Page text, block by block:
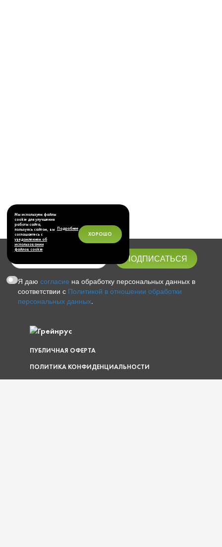
Я даюсогласие на обработку персональных данных в
соответствии с Политикой в отношении обработки
персональных данных.
ПУБЛИЧНАЯ ОФЕРТА
ПОЛИТИКА КОНФИДЕНЦИАЛЬНОСТИ
Мы используем файлы
cookie для улучшения
работы сайта,
пользуясь сайтом, вы
соглашаетесь с
уведомлением об
использовании
файлов cookie
Подробнее
ХОРОШО